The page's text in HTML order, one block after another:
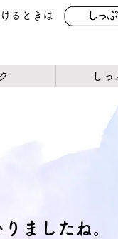
るときは
しっ
ましたね。